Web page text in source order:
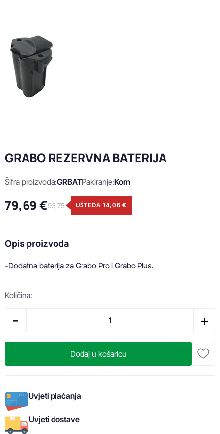
GRABO REZERVNA BATERIJA
Šifra proizvoda:GRBATPakiranje:Kom
79,69 €93,75 UŠTEDA 14,06 €
Opis proizvoda
-Dodatna baterija za Grabo Pro i Grabo Plus.
Količina:
- +
Dodaj u košaricu
Uvjeti plaćanja
Uvjeti dostave